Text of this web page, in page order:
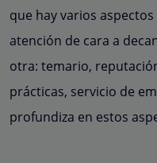
que hay varios
atención de cara a
otra: temario,
prácticas, servicio de
profundiza en estos